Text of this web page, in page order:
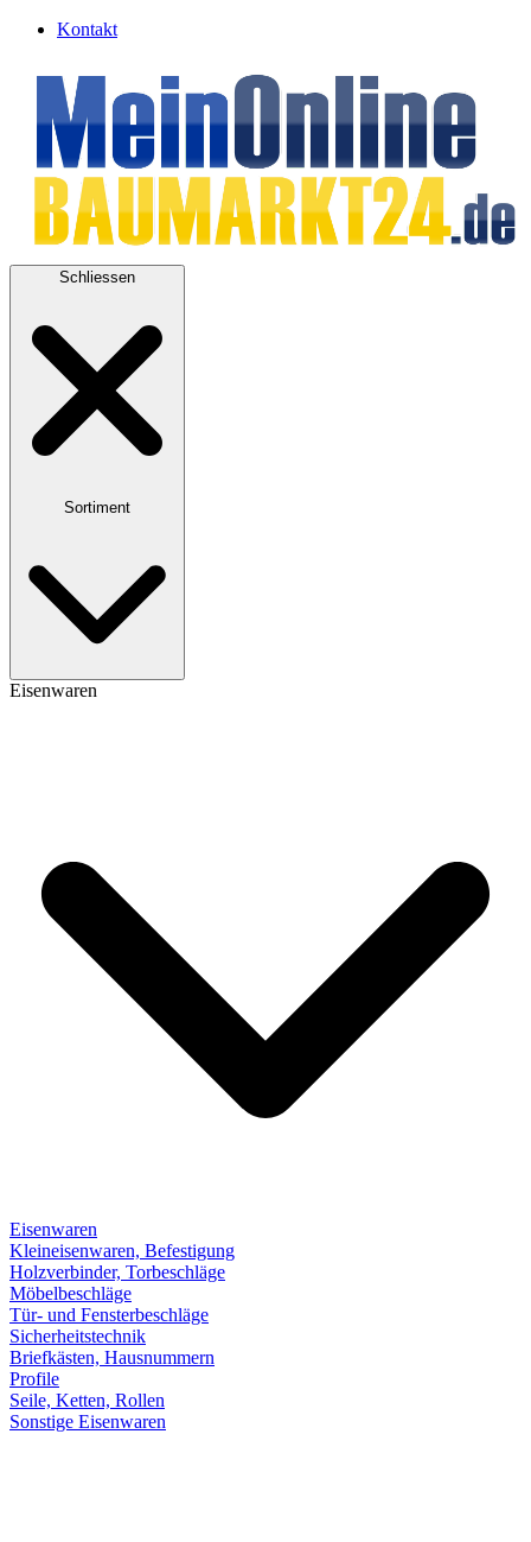
Kontakt
Schliessen
Sortiment
Eisenwaren
Eisenwaren
Kleineisenwaren, Befestigung
Holzverbinder, Torbeschläge
Möbelbeschläge
Tür- und Fensterbeschläge
Sicherheitstechnik
Briefkästen, Hausnummern
Profile
Seile, Ketten, Rollen
Sonstige Eisenwaren